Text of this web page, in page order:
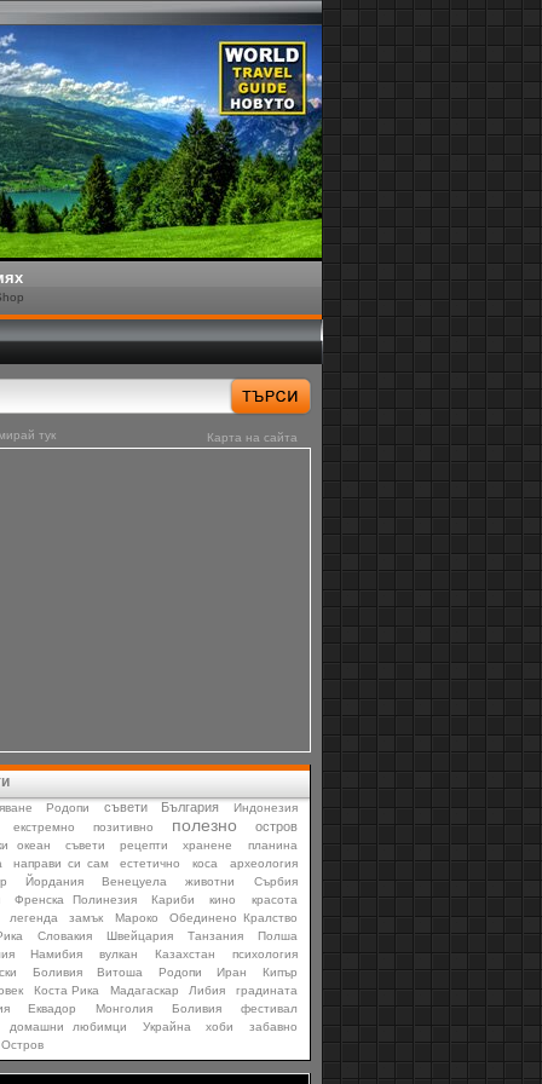
Карта на сайта
тук
Родопи съвети България
Индонезия
екстремно позитивно полезно остров
океан съвети рецепти хранене
планина
направи си сам естетично коса
археология
Йордания Венецуела животни
Сърбия
Френска Полинезия Кариби кино
красота
легенда замък Мароко
Обединено Кралство
Словакия Швейцария Танзания
Полша
Намибия вулкан Казахстан
психология
ски Боливия Витоша Родопи Иран
Кипър
Коста Рика Мадагаскар Либия
градината
Еквадор Монголия Боливия
фестивал
домашни любимци Украйна хоби
забавно
Остров